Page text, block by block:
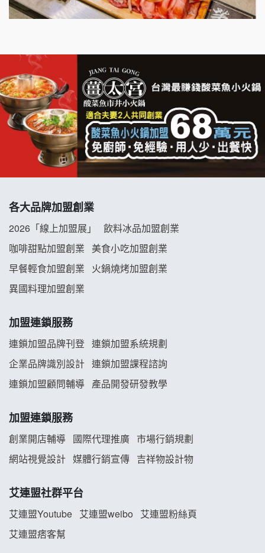
千香漢堡加盟說明會
拉亞漢堡加盟說明會
杜芳子古味茶鋪加盟說明會
優握握×酸奶大獅加盟說明會
冬城門加盟說明會
龍涎居好湯加盟說明會
舒油頭加盟說明會
義氣豐發雞加盟說明會
Mr.Wish加盟說明會
雞咕雞咕加盟說明會
TEA TOP加盟說明會
珍好味臭臭鍋加盟說明會
藍象廷泰式火鍋加盟說明會
日十。早午食加盟說明會
各大品牌加盟創業
2026「線上加盟展」
飲料冰品加盟創業
咖啡甜點加盟創業
美食小吃加盟創業
早餐輕食加盟創業
火鍋燒烤加盟創業
異國料理加盟創業
加盟連鎖服務
連鎖加盟品牌刊登 連鎖加盟系統規劃
企業品牌識別設計 連鎖加盟課程諮詢
連鎖加盟顧問輔導 產品開發研發教學
加盟連鎖服務
創業開店輔導 國際代理推廣 市場行銷規劃
網站視覺設計 媒體行銷宣傳 吉祥物設計物
艾連盟社群平台
艾連盟Youtube 艾連盟weibo
艾連盟粉絲頁
艾連盟痞客幫